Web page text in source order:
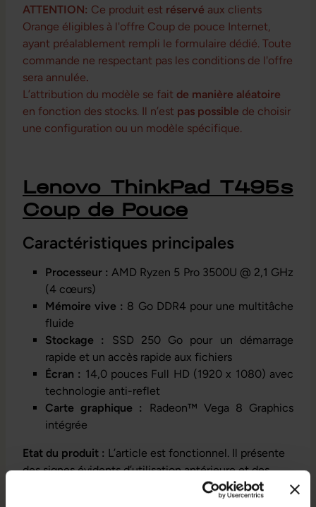
ATTENTION: Ce produit est réservé aux clients
Orange éligibles à l'offre Coup de pouce Internet,
ayant préalablement rempli le formulaire dédié. Toute
commande ne respectant pas les conditions de l'offre
sera annulée.
L’attribution du modèle se fait de manière aléatoire
en fonction des stocks. Il n’est pas possible de choisir
une configuration ou un modèle spécifique.
Lenovo ThinkPad T495s
Coup de Pouce
Caractéristiques principales
Processeur : AMD Ryzen 5 Pro 3500U @ 2,1 GHz
(4 cœurs)
Mémoire vive : 8 Go DDR4 pour une multitâche
fluide
Stockage :
SSD 250 Go pour un démarrage
rapide et un accès rapide aux fichiers
Écran : 14,0 pouces Full HD (1920 x 1080) avec
technologie anti-reflet
Carte graphique :
Radeon™ Vega 8 Graphics
intégrée
Etat du produit : L’article est fonctionnel. Il présente
des signes évidents d’utilisation antérieure et des
traces d'usages marquées. Il peut comporter un